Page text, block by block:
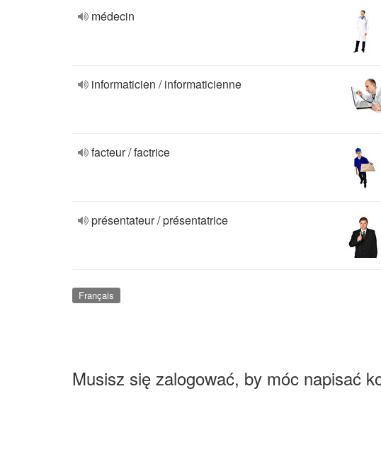
médecin
informaticien / informaticienne
facteur / factrice
présentateur / présentatrice
Français
Musisz się zalogować, by móc napisać